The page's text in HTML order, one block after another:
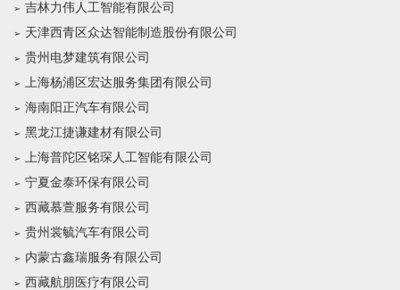
吉林力伟人工智能有限公司
天津西青区众达智能制造股份有限公司
贵州电梦建筑有限公司
上海杨浦区宏达服务集团有限公司
海南阳正汽车有限公司
黑龙江捷谦建材有限公司
上海普陀区铭琛人工智能有限公司
宁夏金泰环保有限公司
西藏慕萱服务有限公司
贵州裳毓汽车有限公司
内蒙古鑫瑞服务有限公司
西藏航朋医疗有限公司